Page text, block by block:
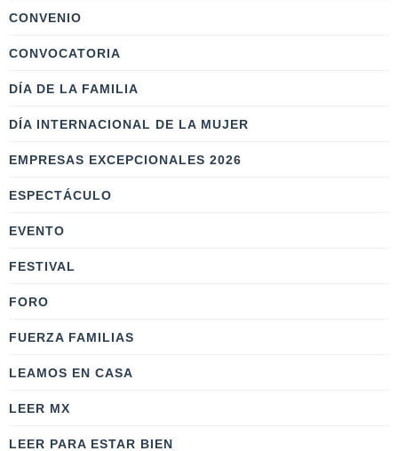
CONVENIO
CONVOCATORIA
DÍA DE LA FAMILIA
DÍA INTERNACIONAL DE LA MUJER
EMPRESAS EXCEPCIONALES 2026
ESPECTÁCULO
EVENTO
FESTIVAL
FORO
FUERZA FAMILIAS
LEAMOS EN CASA
LEER MX
LEER PARA ESTAR BIEN